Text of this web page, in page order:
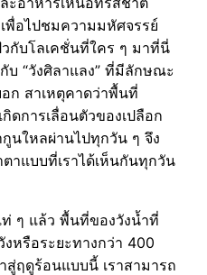
พื่อไปชมความมหัศจรรย์
กับโลเคชั่นที่ใคร ๆ มาที่นี่
บ “วังศิลาแลง” ที่มีลักษณะ
ก สาเหตุคาดว่าพื้นที่
ดการเลื่อนตัวของเปลือก
นใหลผ่านไปทุกวัน ๆ จึง
าแบบที่เราได้เห็นกันทุกวัน
ๆ แล้ว พื้นที่ของวังน้ำที่
งหรือระยะทางกว่า 400
สู่ฤดูร้อนแบบนี้ เราสามารถ